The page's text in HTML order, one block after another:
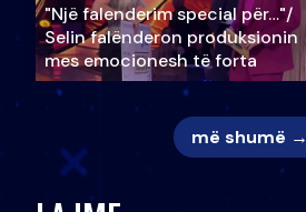
"Një falenderim special për…"/
Selin falënderon produksionin
mes emocionesh të forta
më shumë →